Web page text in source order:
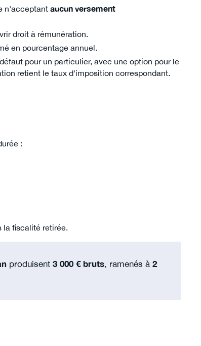
n'acceptant aucun versement
droit à rémunération.
en pourcentage annuel.
pour un particulier, avec une option pour le
retient le taux d'imposition correspondant.
:
la fiscalité retirée.
produisent 3 000 € bruts, ramenés à 2